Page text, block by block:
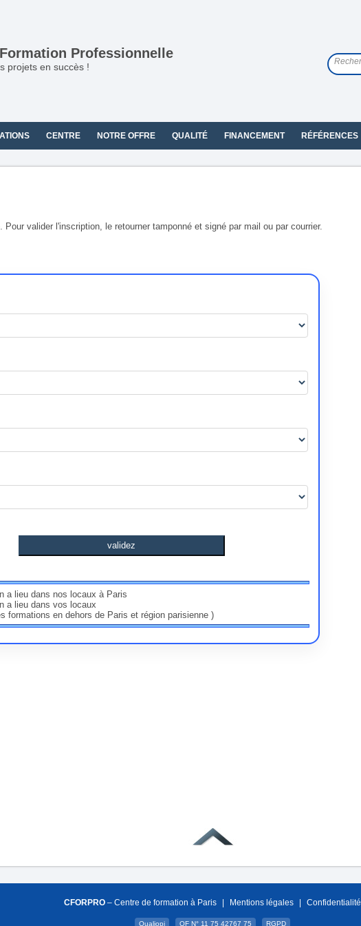
Professionnelle
projets en succès !
CENTRE NOTRE OFFRE QUALITÉ FINANCEMENT RÉFÉRENCES
valider l'inscription, le retourner tamponné et signé par mail ou par courrier.
validez
a lieu dans nos locaux à Paris
a lieu dans vos locaux
formations en dehors de Paris et région parisienne )
CFORPRO – Centre de formation à Paris | Mentions légales | Confidentialité
Qualiopi OF N° 11 75 42767 75 RGPD